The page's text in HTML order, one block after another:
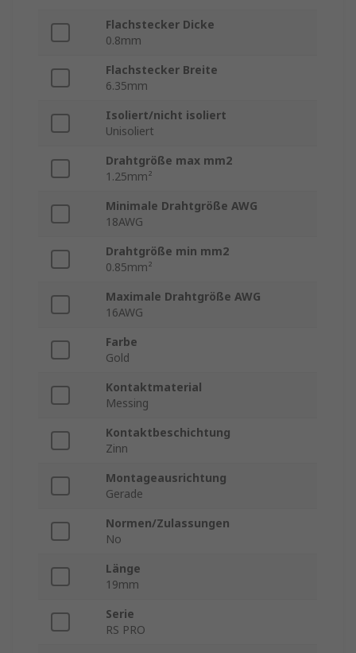
Flachstecker Dicke
0.8mm
Flachstecker Breite
6.35mm
Isoliert/nicht isoliert
Unisoliert
Drahtgröße max mm2
1.25mm²
Minimale Drahtgröße AWG
18AWG
Drahtgröße min mm2
0.85mm²
Maximale Drahtgröße AWG
16AWG
Farbe
Gold
Kontaktmaterial
Messing
Kontaktbeschichtung
Zinn
Montageausrichtung
Gerade
Normen/Zulassungen
No
Länge
19mm
Serie
RS PRO